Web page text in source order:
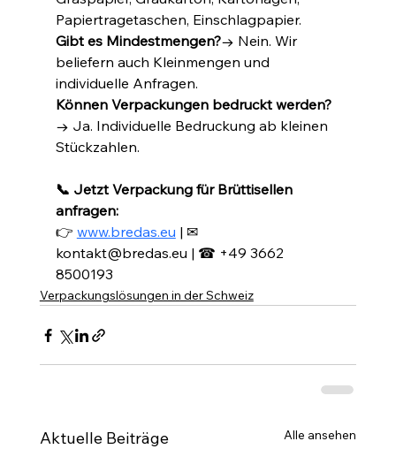
Papiertragetaschen, Einschlagpapier.
Gibt es Mindestmengen?→ Nein. Wir
beliefern auch Kleinmengen und
individuelle Anfragen.
Können Verpackungen bedruckt werden?
→ Ja. Individuelle Bedruckung ab kleinen
Stückzahlen.
📞 Jetzt Verpackung für Brüttisellen
anfragen:
👉 www.bredas.eu | ✉
kontakt@bredas.eu | ☎ +49 3662
8500193
Verpackungslösungen in der Schweiz
Aktuelle Beiträge Alle ansehen